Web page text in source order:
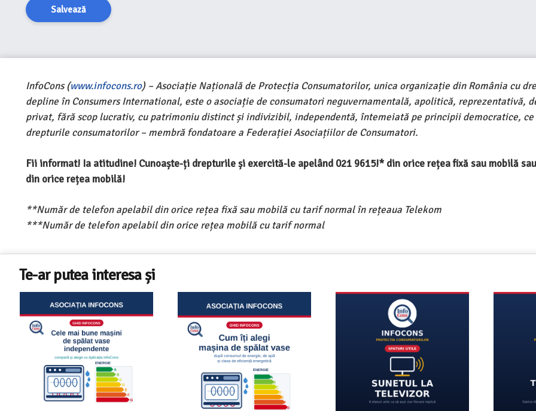
Salvează
InfoCons (www.infocons.ro) – Asociație Națională de Protecția Consumatorilor, unica organizație din România cu
depline în Consumers International, este o asociație de consumatori neguvernamentală, apolitică, reprezentativă,
privat, fără scop lucrativ, cu patrimoniu distinct și indivizibil, independentă, întemeiată pe principii democratice, ce
drepturile consumatorilor – membră fondatoare a Federației Asociațiilor de Consumatori.
Fii informat! Ia atitudine! Cunoaște-ți drepturile și exercită-le apelând 021 9615!* din orice rețea fixă sau mobilă
din orice rețea mobilă!
**Număr de telefon apelabil din orice rețea fixă sau mobilă cu tarif normal în rețeaua Telekom
***Număr de telefon apelabil din orice rețea mobilă cu tarif normal
Te-ar putea interesa și